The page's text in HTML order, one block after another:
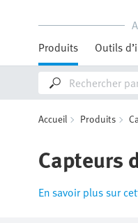
Produits
Outils
Accueil Produits
Capteurs
En savoir plus sur